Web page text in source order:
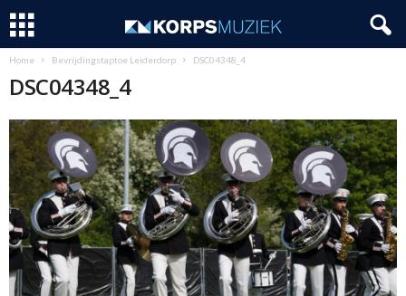
Home Bevrijdingstaptoe Leiderdorp DSC04348_4
DSC04348_4